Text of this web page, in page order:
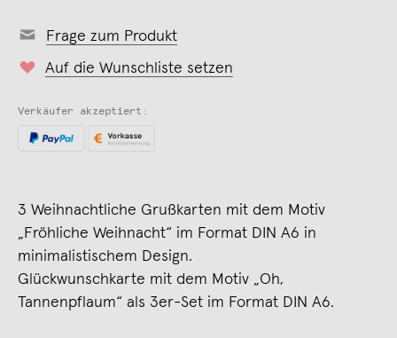
Frage zum Produkt
Auf die Wunschliste setzen
Verkäufer akzeptiert:
3 Weihnachtliche Grußkarten mit dem Motiv
„Fröhliche Weihnacht“ im Format DIN A6 in
minimalistischem Design.
Glückwunschkarte mit dem Motiv „Oh,
Tannenpflaum“ als 3er-Set im Format DIN A6.